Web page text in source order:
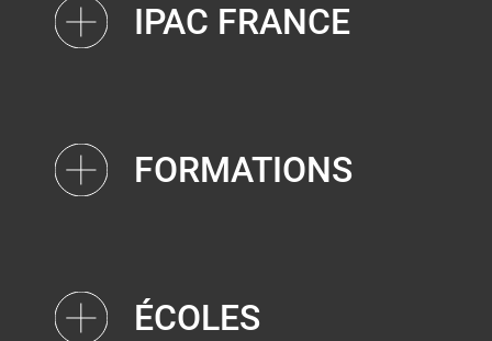
IPAC FRANCE
FORMATIONS
ÉCOLES